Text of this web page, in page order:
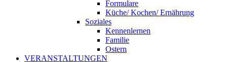
Formulare
Küche/ Kochen/ Ernährung
Soziales
Kennenlernen
Familie
Ostern
VERANSTALTUNGEN